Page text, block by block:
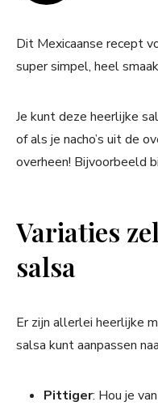
Dit Mexicaanse recept
super simpel, heel
Je kunt deze heerlijke
of als je nacho’s uit de
overheen! Bijvoorbeeld
Variaties
salsa
Er zijn allerlei heerlijke
salsa kunt aanpassen
Pittiger: Hou je